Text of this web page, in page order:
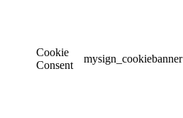
Cookie
Consent
mysign_cookiebanner